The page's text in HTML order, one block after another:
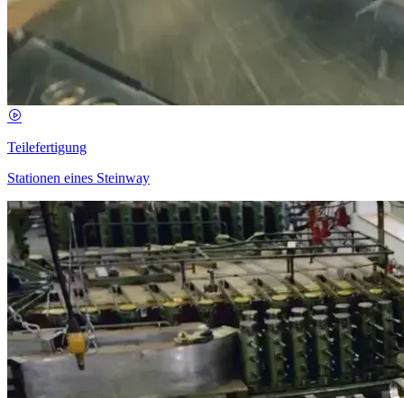
Teilefertigung
Stationen eines Steinway